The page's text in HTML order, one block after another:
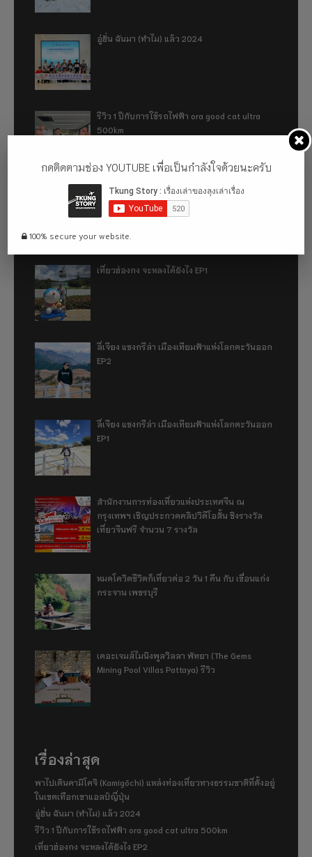
อู่ฮั่น ฉันมา (ทำไม) แล้ว 2024
รีวิว 1 ปีกับการใช้รถไฟฟ้า ora good cat ultra
500km
เที่ยวฮ่องกง จะหลงได้ยังไง EP2
เที่ยวฮ่องกง จะหลงได้ยังไง EP1
ลี่เจียง แชงกรีล่า เมืองเทียมฟ้าแห่งโลกตะวันออก
EP2
ลี่เจียง แชงกรีล่า เมืองเทียมฟ้าแห่งโลกตะวันออก
EP1
สำนักงานการท่องเที่ยวแห่งประเทศจีน ณ
กรุงเทพฯ เชิญประกวดคลิปวิดีโอสั้น ชิงรางวัล
เที่ยวจีนฟรี จำนวน 7 รางวัล
หมดโควิดชีวิตก็เที่ยวต่อ 2 วัน 1 คืน กับ เขื่อนแก่ง
กระจาน เพชรบุรี
เดอะเจมส์ไมนิงพูลวิลลา พัทยา (The Gems
Mining Pool Villas Pattaya) รีวิว
เรื่องล่าสุด
พาไปเดินคามิโคจิ (Kamigōchi) แหล่งท่องเที่ยวทางธรรมชาติที่ตั้งอยู่
ในเขตเทือกเขาแอลป์ญี่ปุ่น
อู่ฮั่น ฉันมา (ทำไม) แล้ว 2024
รีวิว 1 ปีกับการใช้รถไฟฟ้า ora good cat ultra 500km
เที่ยวฮ่องกง จะหลงได้ยังไง EP2
กดติดตามช่อง YOUTUBE เพื่อเป็นกำลังใจด้วยนะครับ
100% secure your website.